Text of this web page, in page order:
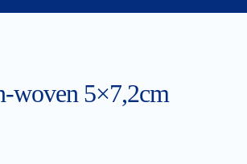
woven 5×7,2cm